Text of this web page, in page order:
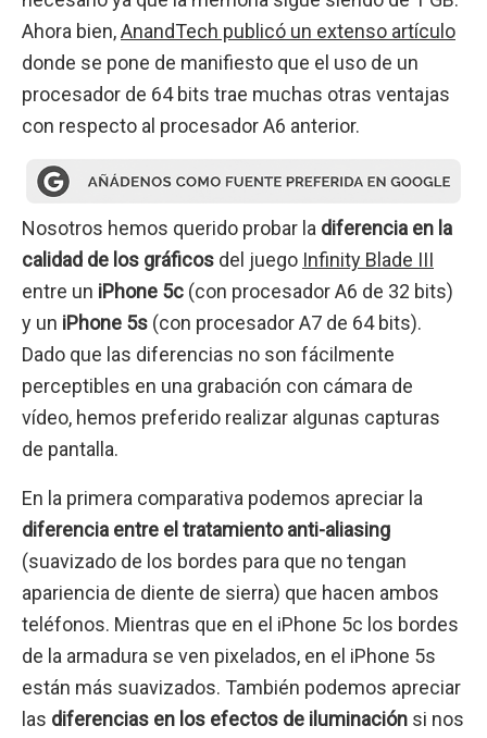
Ahora bien,AnandTech publicó un extenso artículo
donde se pone de manifiesto que el uso de un
procesador de 64 bits trae muchas otras ventajas
con respecto al procesador A6 anterior.
Nosotros hemos querido probar la diferencia en la
calidad de los gráficos del juego Infinity Blade III
entre un iPhone 5c (con procesador A6 de 32 bits)
y un iPhone 5s (con procesador A7 de 64 bits).
Dado que las diferencias no son fácilmente
perceptibles en una grabación con cámara de
vídeo, hemos preferido realizar algunas capturas
de pantalla.
En la primera comparativa podemos apreciar la
diferencia entre el tratamiento anti-aliasing
(suavizado de los bordes para que no tengan
apariencia de diente de sierra) que hacen ambos
teléfonos. Mientras que en el iPhone 5c los bordes
de la armadura se ven pixelados, en el iPhone 5s
están más suavizados. También podemos apreciar
las diferencias en los efectos de iluminación si nos